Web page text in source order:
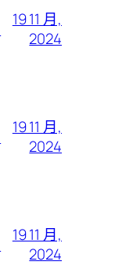
19 11 月,
2024
19 11 月,
2024
19 11 月,
2024